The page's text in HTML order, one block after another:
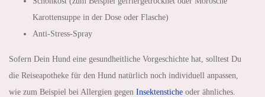
Karottensuppe in der Dose oder Flasche)
Anti-Stress-Spray
Sofern Dein Hund eine gesundheitliche Vorgeschichte hat, solltest Du
die Reiseapotheke für den Hund natürlich noch individuell anpassen,
wie zum Beispiel bei Allergien gegen Insektenstiche oder ähnliches.